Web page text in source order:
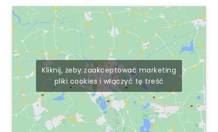
Kliknij, żeby zaakceptować marketing
pliki cookies i włączyć tę treść